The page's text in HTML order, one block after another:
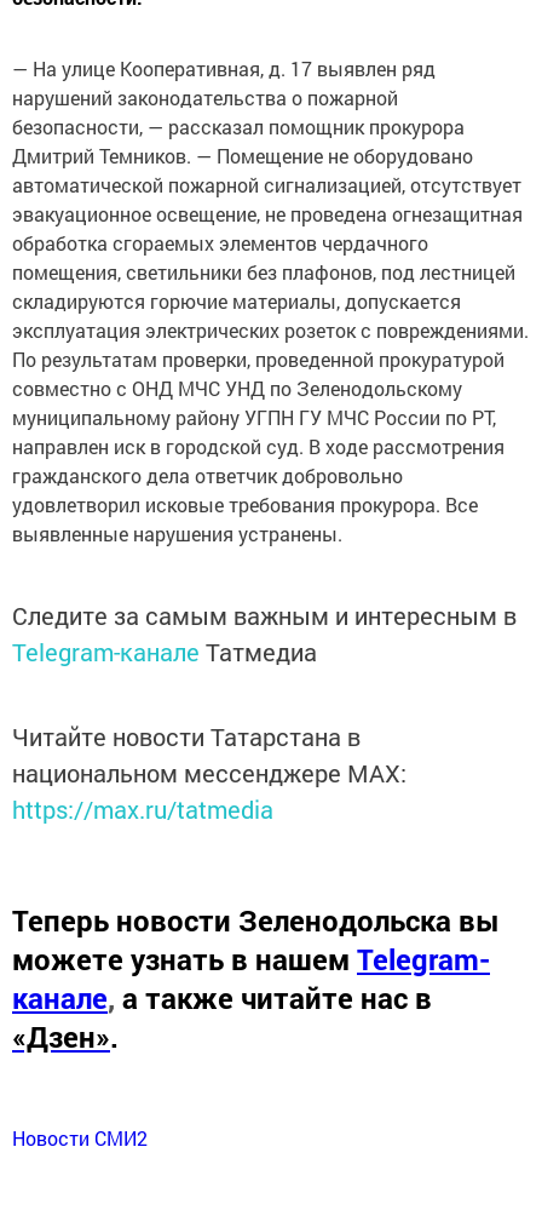
― На улице Кооперативная, д. 17 выявлен ряд
нарушений законодательства о пожарной
безопасности, ― рассказал помощник прокурора
Дмитрий Темников. ― Помещение не оборудовано
автоматической пожарной сигнализацией, отсутствует
эвакуационное освещение, не проведена огнезащитная
обработка сгораемых элементов чердачного
помещения, светильники без плафонов, под лестницей
складируются горючие материалы, допускается
эксплуатация электрических розеток с повреждениями.
По результатам проверки, проведенной прокуратурой
совместно с ОНД МЧС УНД по Зеленодольскому
муниципальному району УГПН ГУ МЧС России по РТ,
направлен иск в городской суд. В ходе рассмотрения
гражданского дела ответчик добровольно
удовлетворил исковые требования прокурора. Все
выявленные нарушения устранены.
Следите за самым важным и интересным в
Telegram-канале Татмедиа
Читайте новости Татарстана в
национальном мессенджере MАХ:
https://max.ru/tatmedia
Теперь новости Зеленодольска вы
можете узнать в нашем Telegram-
канале, а также читайте нас в
«Дзен».
Новости СМИ2